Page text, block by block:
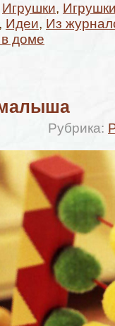
Игрушки,
, Идеи, Из
доме
Рубрика: